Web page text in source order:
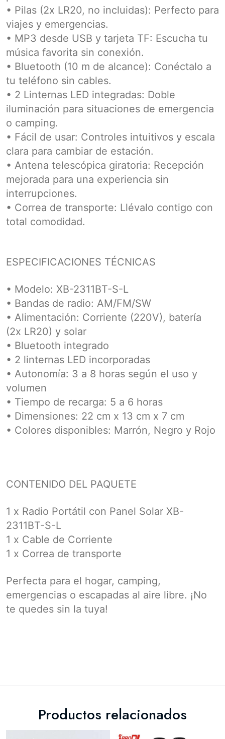
• Pilas (2x LR20, no incluidas): Perfecto para
viajes y emergencias.
• MP3 desde USB y tarjeta TF: Escucha tu
música favorita sin conexión.
• Bluetooth (10 m de alcance): Conéctalo a
tu teléfono sin cables.
• 2 Linternas LED integradas: Doble
iluminación para situaciones de emergencia
o camping.
• Fácil de usar: Controles intuitivos y escala
clara para cambiar de estación.
• Antena telescópica giratoria: Recepción
mejorada para una experiencia sin
interrupciones.
• Correa de transporte: Llévalo contigo con
total comodidad.
ESPECIFICACIONES TÉCNICAS
• Modelo: XB-2311BT-S-L
• Bandas de radio: AM/FM/SW
• Alimentación: Corriente (220V), batería
(2x LR20) y solar
• Bluetooth integrado
• 2 linternas LED incorporadas
• Autonomía: 3 a 8 horas según el uso y
volumen
• Tiempo de recarga: 5 a 6 horas
• Dimensiones: 22 cm x 13 cm x 7 cm
• Colores disponibles: Marrón, Negro y Rojo
CONTENIDO DEL PAQUETE
1 x Radio Portátil con Panel Solar XB-
2311BT-S-L
1 x Cable de Corriente
1 x Correa de transporte
Perfecta para el hogar, camping,
emergencias o escapadas al aire libre. ¡No
te quedes sin la tuya!
Productos relacionados